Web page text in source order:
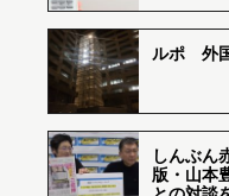
ルポ 外
しんぶん
版・山本